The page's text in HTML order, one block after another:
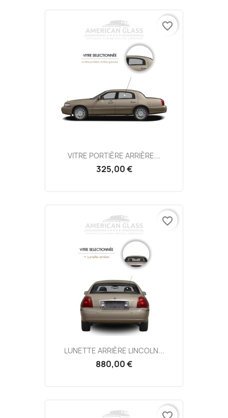
VITRE PORTIÈRE ARRIÈRE...
325,00 €
favorite_border
LUNETTE ARRIÈRE LINCOLN...
880,00 €
favorite_border